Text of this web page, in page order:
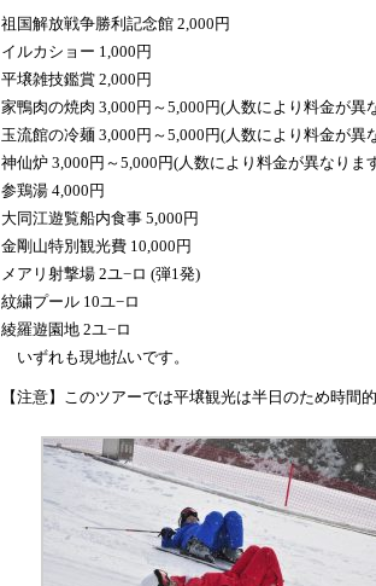
祖国解放戦争勝利記念館 2,000円
イルカショー 1,000円
平壌雑技鑑賞 2,000円
家鴨肉の焼肉 3,000円～5,000円(人数により料金が異
玉流館の冷麺 3,000円～5,000円(人数により料金が異
神仙炉 3,000円～5,000円(人数により料金が異なりま
参鶏湯 4,000円
大同江遊覧船内食事 5,000円
金剛山特別観光費 10,000円
メアリ射撃場 2ユ−ロ (弾1発)
紋繍プール 10ユ−ロ
綾羅遊園地 2ユ−ロ
いずれも現地払いです。
【注意】このツアーでは平壌観光は半日のため時間